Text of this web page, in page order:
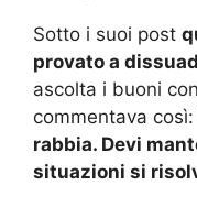
Sotto i suoi post
provato a
ascolta i buoni
commentava così:
rabbia. Devi
situazioni si